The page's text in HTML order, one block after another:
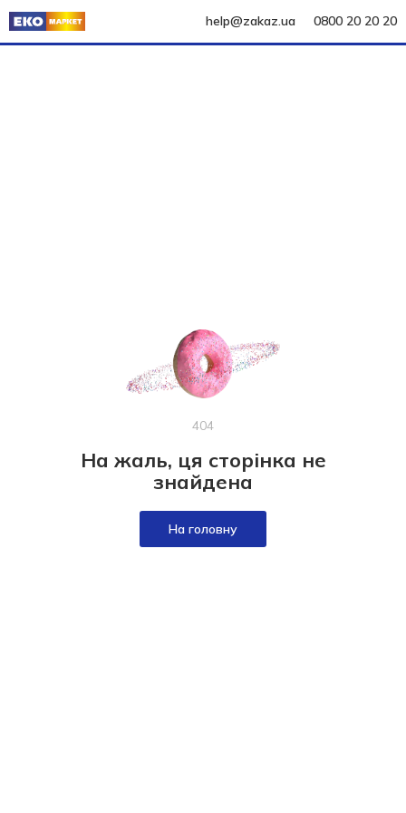
help@zakaz.ua 0800 20 20 20
404
На жаль, ця сторінка не
знайдена
На головну